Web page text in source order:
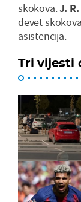
skokova.J.
devet
asistencija.
Tri vijesti